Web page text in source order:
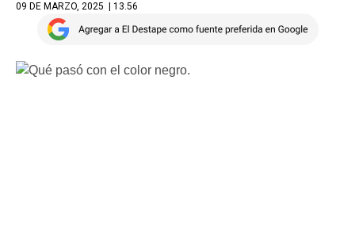
09 DE MARZO, 2025 | 13.56